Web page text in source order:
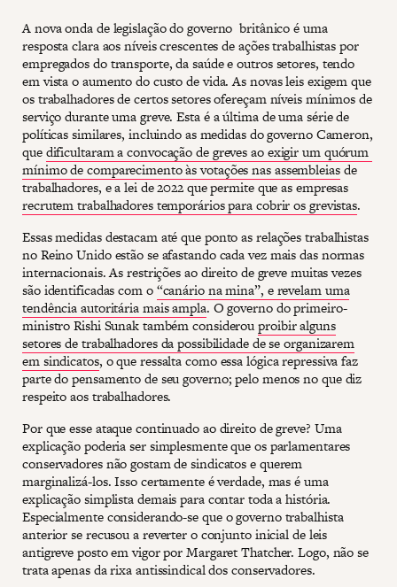
A nova onda de legislação do governo britânico é uma
resposta clara aos níveis crescentes de ações trabalhistas por
empregados do transporte, da saúde e outros setores, tendo
em vista o aumento do custo de vida. As novas leis exigem que
os trabalhadores de certos setores ofereçam níveis mínimos de
serviço durante uma greve. Esta é a última de uma série de
políticas similares, incluindo as medidas do governo Cameron,
quedificultaram a convocação de greves ao exigir um quórum
mínimo de comparecimento às votações nas assembleiasde
trabalhadores, e a lei de 2022 que permite que as empresas
recrutem trabalhadores temporários para cobrir os grevistas.
Essas medidas destacam até que ponto as relações trabalhistas
no Reino Unido estão se afastando cada vez mais das normas
internacionais. As restrições ao direito de greve muitas vezes
são identificadas com o“canário na mina”, e revelam uma
tendência autoritária mais ampla. O governo do primeiro-
ministro Rishi Sunak também considerouproibir alguns
setores de trabalhadores da possibilidade de se organizarem
em sindicatos, o que ressalta como essa lógica repressiva faz
parte do pensamento de seu governo; pelo menos no que diz
respeito aos trabalhadores.
Por que esse ataque continuado ao direito de greve? Uma
explicação poderia ser simplesmente que os parlamentares
conservadores não gostam de sindicatos e querem
marginalizá-los. Isso certamente é verdade, mas é uma
explicação simplista demais para contar toda a história.
Especialmente considerando-se que o governo trabalhista
anterior se recusou a reverter o conjunto inicial de leis
antigreve posto em vigor por Margaret Thatcher. Logo, não se
trata apenas da rixa antissindical dos conservadores.